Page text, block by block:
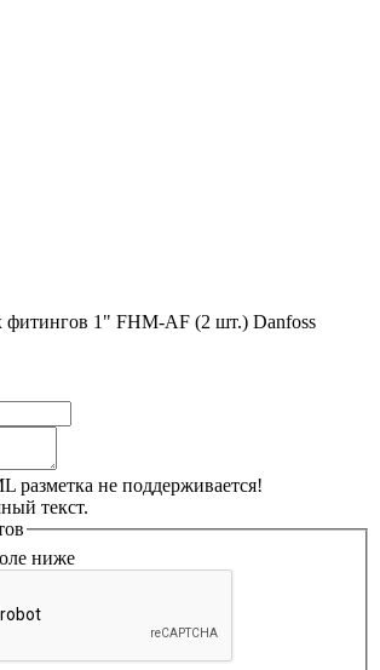
фитингов 1" FHM-AF (2 шт.) Danfoss
разметка не поддерживается!
текст.
ниже